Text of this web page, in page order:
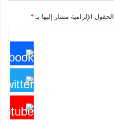
الحقول الإلزامية مشار إليها بـ *